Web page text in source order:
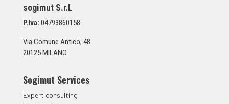
u
n
a
*
sogimut S.r.L
P.Iva: 04793860158
Via Comune Antico, 48
20125 MILANO
Sogimut Services
Expert consulting